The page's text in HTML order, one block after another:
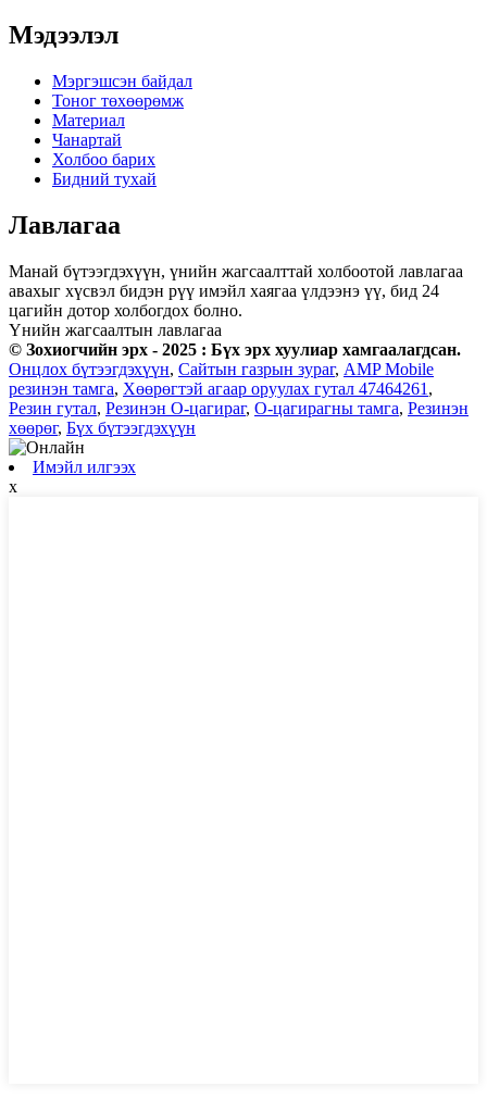
Мэдээлэл
Мэргэшсэн байдал
Тоног төхөөрөмж
Материал
Чанартай
Холбоо барих
Бидний тухай
Лавлагаа
Манай бүтээгдэхүүн, үнийн жагсаалттай холбоотой лавлагаа
авахыг хүсвэл бидэн рүү имэйл хаягаа үлдээнэ үү, бид 24
цагийн дотор холбогдох болно.
Үнийн жагсаалтын лавлагаа
© Зохиогчийн эрх - 2025 : Бүх эрх хуулиар хамгаалагдсан.
Онцлох бүтээгдэхүүн, Сайтын газрын зураг, AMP Mobile
резинэн тамга, Хөөрөгтэй агаар оруулах гутал 47464261 ,
Резин гутал, Резинэн O-цагираг, O-цагирагны тамга, Резинэн
хөөрөг, Бүх бүтээгдэхүүн
Имэйл илгээх
x